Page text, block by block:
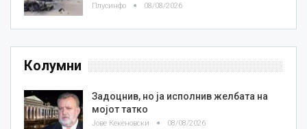
Плусинфо 08/08/2026
Колумни
Задоцнив, но ја исполнив желбата на
мојот татко
Јове Кекеновски 08/08/2026